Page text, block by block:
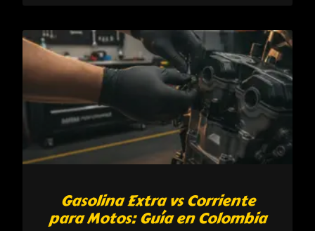
Gasolina Extra vs Corriente
para Motos: Guía en Colombia